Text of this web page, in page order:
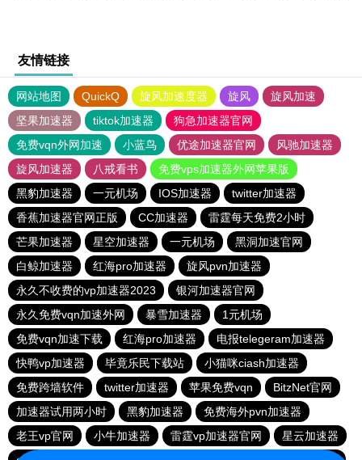
友情链接
网站地图 QuickQ 旋风加速度器 旋风
旋风加速
坚果加速器
tiktok加速器
狗急加速器官网
免费vqn外网加速
小蓝鸟 优途加速器官网
风驰加速器
旋风加速器
八戒看书
免费vps加速器外网苹果版
黑豹加速器
一元机场 IOS加速器
twitter加速器
香蕉加速器官网正版
CC加速器
雷霆每天免费2小时
芒果加速器
星空加速器 一元机场
黑洞加速官网
白鲸加速器
红海pro加速器
旋风pvn加速器
永久不收费的vp加速器2023
银河加速器官网
永久免费vqn加速外网
暴雪加速器
1元机场
免费vqn加速下载
红海pro加速器
电报telegeram加速器
快鸭vp加速器
毕竟乐民下载站
小猫咪ciash加速器
免费跨墙软件
twitter加速器 苹果免费vqn
BitzNet官网
加速器试用两小时
黑豹加速器
免费海外pvn加速器
老王vp官网
小牛加速器 雷霆vp加速器官网
星云加速器